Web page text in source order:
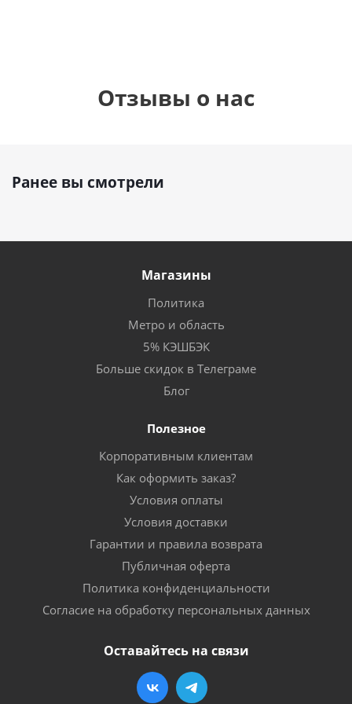
Отзывы о нас
Ранее вы смотрели
Магазины
Политика
Метро и область
5% КЭШБЭК
Больше скидок в Телеграме
Блог
Полезное
Корпоративным клиентам
Как оформить заказ?
Условия оплаты
Условия доставки
Гарантии и правила возврата
Публичная оферта
Политика конфиденциальности
Согласие на обработку персональных данных
Оставайтесь на связи